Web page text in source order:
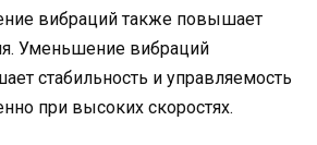
вибраций также повышает
Уменьшение вибраций
стабильность и управляемость
при высоких скоростях.